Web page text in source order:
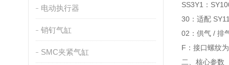
电动执行器
销钉气缸
SMC夹紧气缸
SS3Y1：
30：适配
02：供气 / 排
F：接口螺纹
二、核心参数